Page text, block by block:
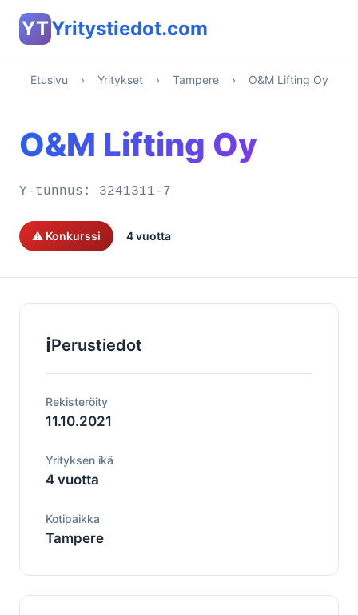
YTYritystiedot.com
Etusivu › Yritykset › Tampere › O&M Lifting Oy
O&M Lifting Oy
Y-tunnus: 3241311-7
⚠️ Konkurssi 4 vuotta
ℹ️Perustiedot
Rekisteröity
11.10.2021
Yrityksen ikä
4 vuotta
Kotipaikka
Tampere